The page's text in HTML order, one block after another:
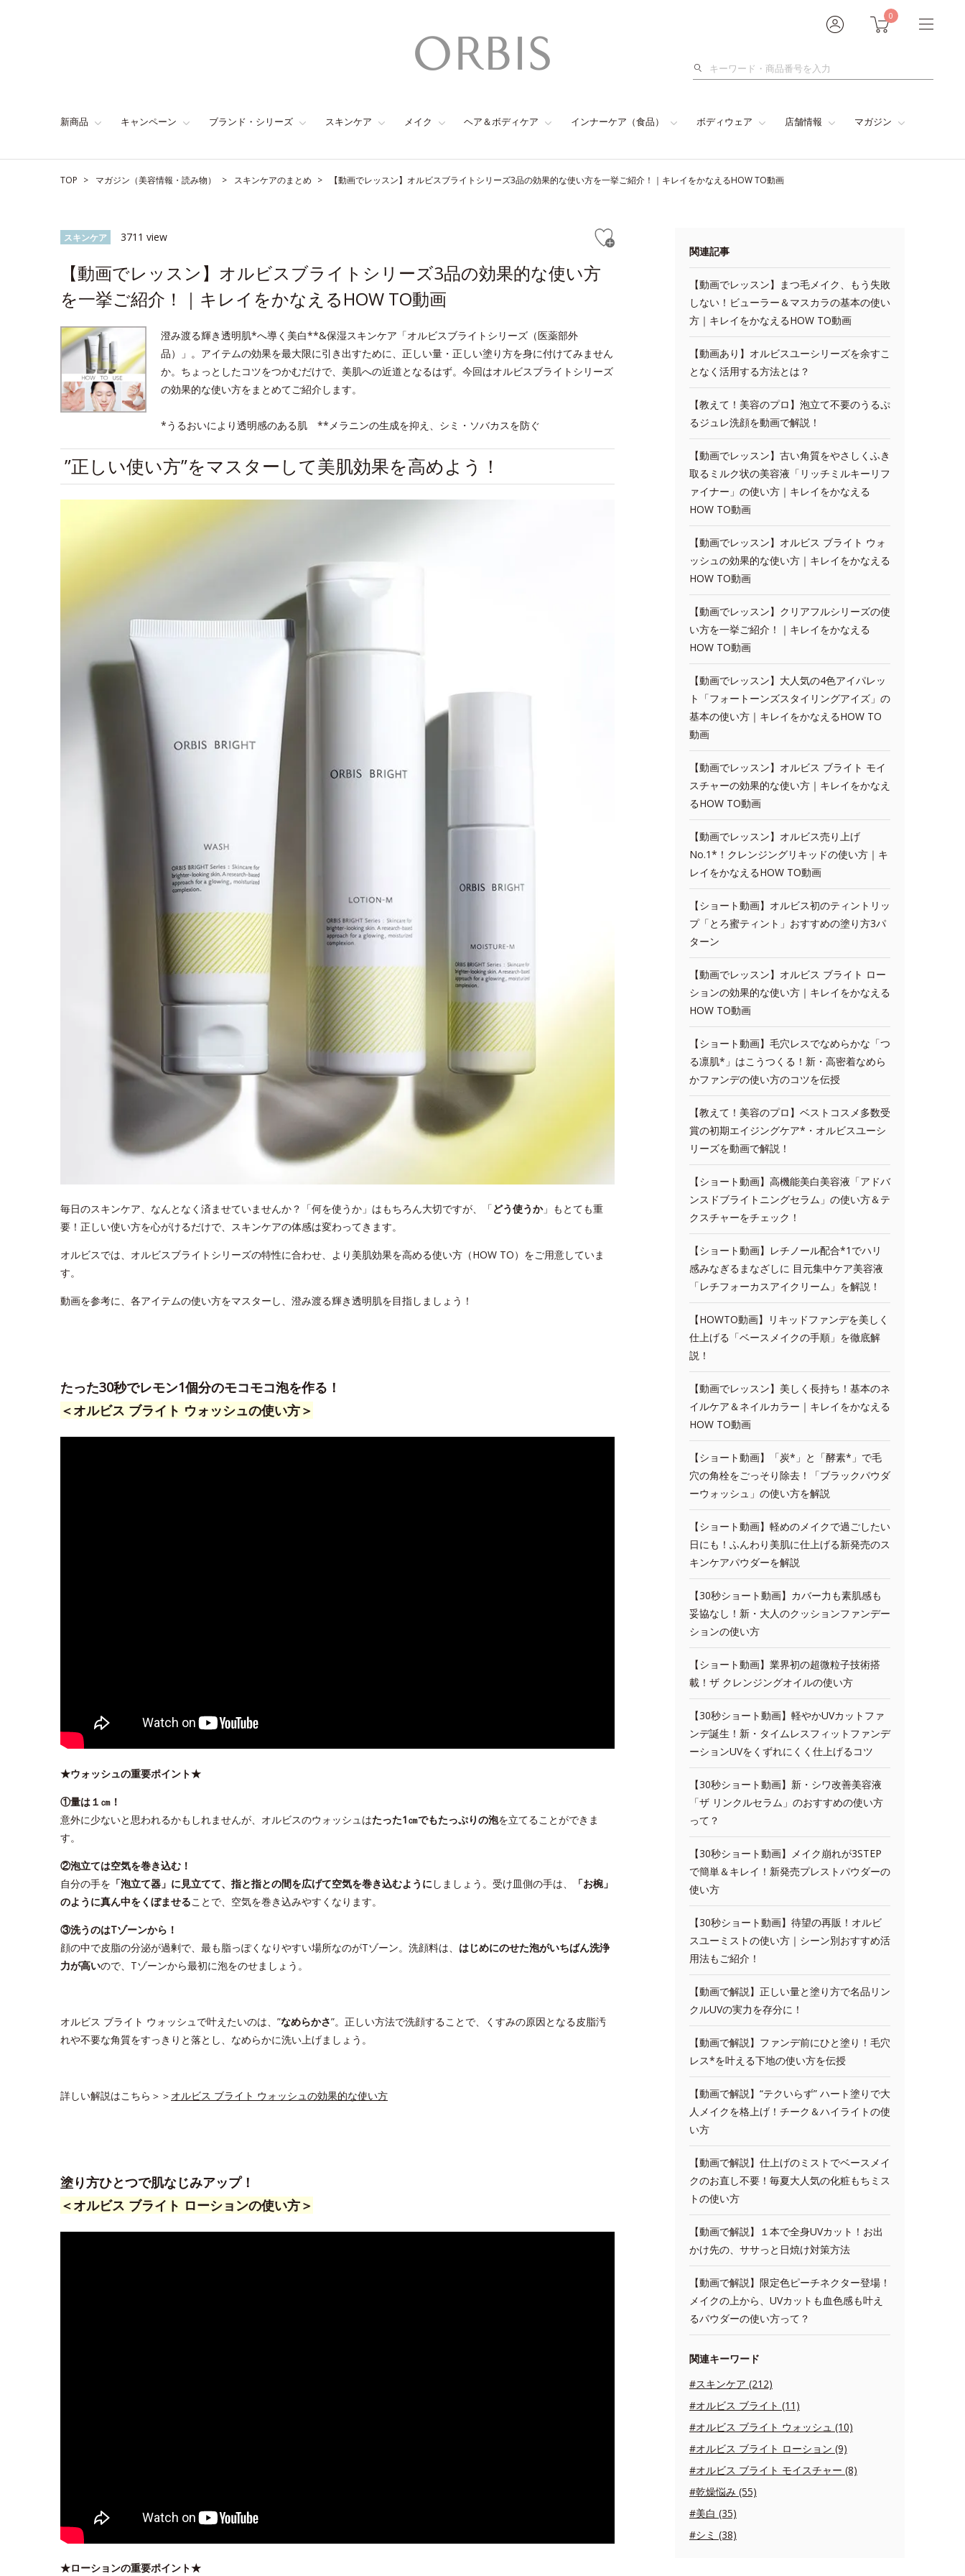
0
検
新商品 キャンペーン ブランド・シリーズ スキンケア メイク ヘア＆ボディケア インナーケア（食品） ボディウェア 店舗情報 マガジン
TOP マガジン（美容情報・読み物） スキンケアのまとめ 【動画でレッスン】オルビスブライトシリーズ3品の効果的な使い方を一挙ご紹介！｜キレイをかなえるHOW TO動画
スキンケア 3711 view
【動画でレッスン】オルビスブライトシリーズ3品の効果的な使い方
を一挙ご紹介！｜キレイをかなえるHOW TO動画
澄み渡る輝き透明肌*へ導く美白**&保湿スキンケア「オルビスブライトシリーズ（医薬部外
品）」。アイテムの効果を最大限に引き出すために、正しい量・正しい塗り方を身に付けてみません
か。ちょっとしたコツをつかむだけで、美肌への近道となるはず。今回はオルビスブライトシリーズ
の効果的な使い方をまとめてご紹介します。
*うるおいにより透明感のある肌 **メラニンの生成を抑え、シミ・ソバカスを防ぐ
”正しい使い方”をマスターして美肌効果を高めよう！
毎日のスキンケア、なんとなく済ませていませんか？「何を使うか」はもちろん大切ですが、「どう使うか」もとても重
要！正しい使い方を心がけるだけで、スキンケアの体感は変わってきます。
オルビスでは、オルビスブライトシリーズの特性に合わせ、より美肌効果を高める使い方（HOW TO）をご用意していま
す。
動画を参考に、各アイテムの使い方をマスターし、澄み渡る輝き透明肌を目指しましょう！
たった30秒でレモン1個分のモコモコ泡を作る！
＜オルビス ブライト ウォッシュの使い方＞
★ウォッシュの重要ポイント★
①量は１㎝！
意外に少ないと思われるかもしれませんが、オルビスのウォッシュはたった1㎝でもたっぷりの泡を立てることができま
す。
②泡立ては空気を巻き込む！
自分の手を 「泡立て器」に見立てて、指と指との間を広げて空気を巻き込むように しましょう。受け皿側の手は、
「お椀」
のように真ん中をくぼませることで、空気を巻き込みやすくなります。
③洗うのはTゾーンから！
顔の中で皮脂の分泌が過剰で、最も脂っぽくなりやすい場所なのがTゾーン。洗顔料は、 はじめにのせた泡がいちばん洗浄
力が高いので、Tゾーンから最初に泡をのせましょう。
オルビス ブライト ウォッシュで叶えたいのは、”なめらかさ”。正しい方法で洗顔することで、くすみの原因となる皮脂汚
れや不要な角質をすっきりと落とし、なめらかに洗い上げましょう。
詳しい解説はこちら＞＞ オルビス ブライト ウォッシュの効果的な使い方
塗り方ひとつで肌なじみアップ！
＜オルビス ブライト ローションの使い方＞
★ローションの重要ポイント★
関連記事
【動画でレッスン】まつ毛メイク、もう失敗
しない！ビューラー＆マスカラの基本の使い
方｜キレイをかなえるHOW TO動画
【動画あり】オルビスユーシリーズを余すこ
となく活用する方法とは？
【教えて！美容のプロ】泡立て不要のうるぷ
るジュレ洗顔を動画で解説！
【動画でレッスン】古い角質をやさしくふき
取るミルク状の美容液「リッチミルキーリフ
ァイナー」の使い方｜キレイをかなえる
HOW TO動画
【動画でレッスン】オルビス ブライト ウォ
ッシュの効果的な使い方｜キレイをかなえる
HOW TO動画
【動画でレッスン】クリアフルシリーズの使
い方を一挙ご紹介！｜キレイをかなえる
HOW TO動画
【動画でレッスン】大人気の4色アイパレッ
ト「フォートーンズスタイリングアイズ」の
基本の使い方｜キレイをかなえるHOW TO
動画
【動画でレッスン】オルビス ブライト モイ
スチャーの効果的な使い方｜キレイをかなえ
るHOW TO動画
【動画でレッスン】オルビス売り上げ
No.1*！クレンジングリキッドの使い方｜キ
レイをかなえるHOW TO動画
【ショート動画】オルビス初のティントリッ
プ「とろ蜜ティント」おすすめの塗り方3パ
ターン
【動画でレッスン】オルビス ブライト ロー
ションの効果的な使い方｜キレイをかなえる
HOW TO動画
【ショート動画】毛穴レスでなめらかな「つ
る凛肌*」はこうつくる！新・高密着なめら
かファンデの使い方のコツを伝授
【教えて！美容のプロ】ベストコスメ多数受
賞の初期エイジングケア*・オルビスユーシ
リーズを動画で解説！
【ショート動画】高機能美白美容液「アドバ
ンスドブライトニングセラム」の使い方＆テ
クスチャーをチェック！
【ショート動画】レチノール配合*1でハリ
感みなぎるまなざしに 目元集中ケア美容液
「レチフォーカスアイクリーム」を解説！
【HOWTO動画】リキッドファンデを美しく
仕上げる「ベースメイクの手順」を徹底解
説！
【動画でレッスン】美しく長持ち！基本のネ
イルケア＆ネイルカラー｜キレイをかなえる
HOW TO動画
【ショート動画】「炭*」と「酵素*」で毛
穴の角栓をごっそり除去！「ブラックパウダ
ーウォッシュ」の使い方を解説
【ショート動画】軽めのメイクで過ごしたい
日にも！ふんわり美肌に仕上げる新発売のス
キンケアパウダーを解説
【30秒ショート動画】カバー力も素肌感も
妥協なし！新・大人のクッションファンデー
ションの使い方
【ショート動画】業界初の超微粒子技術搭
載！ザ クレンジングオイルの使い方
【30秒ショート動画】軽やかUVカットファ
ンデ誕生！新・タイムレスフィットファンデ
ーションUVをくずれにくく仕上げるコツ
【30秒ショート動画】新・シワ改善美容液
「ザ リンクルセラム」のおすすめの使い方
って？
【30秒ショート動画】メイク崩れが3STEP
で簡単＆キレイ！新発売プレストパウダーの
使い方
【30秒ショート動画】待望の再販！オルビ
スユーミストの使い方｜シーン別おすすめ活
用法もご紹介！
【動画で解説】正しい量と塗り方で名品リン
クルUVの実力を存分に！
【動画で解説】ファンデ前にひと塗り！毛穴
レス*を叶える下地の使い方を伝授
【動画で解説】“テクいらず” ハート塗りで大
人メイクを格上げ！チーク＆ハイライトの使
い方
【動画で解説】仕上げのミストでベースメイ
クのお直し不要！毎夏大人気の化粧もちミス
トの使い方
【動画で解説】１本で全身UVカット！お出
かけ先の、ササっと日焼け対策方法
【動画で解説】限定色ピーチネクター登場！
メイクの上から、UVカットも血色感も叶え
るパウダーの使い方って？
関連キーワード
#スキンケア (212)
#オルビス ブライト (11)
#オルビス ブライト ウォッシュ (10)
#オルビス ブライト ローション (9)
#オルビス ブライト モイスチャー (8)
#乾燥悩み (55)
#美白 (35)
#シミ (38)